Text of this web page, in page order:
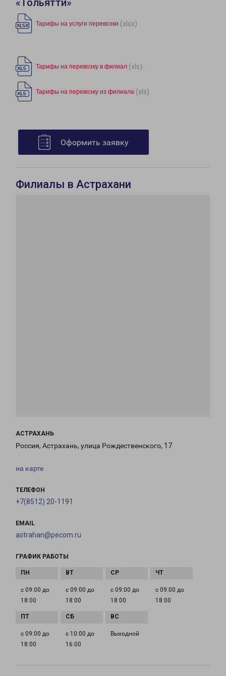
«Тольятти»
Тарифы на услуги перевозки (xlsx)
Тарифы на перевозку в филиал (xls)
Тарифы на перевозку из филиала (xls)
Оформить заявку
Филиалы в Астрахани
АСТРАХАНЬ
Россия, Астрахань, улица Рождественского, 17
на карте
ТЕЛЕФОН
+7(8512) 20-1191
EMAIL
astrahan@pecom.ru
ГРАФИК РАБОТЫ
с 09:00 до
18:00
с 09:00 до
18:00
с 09:00 до
18:00
с 09:00 до
18:00
с 09:00 до
18:00
с 10:00 до
16:00
Выходной